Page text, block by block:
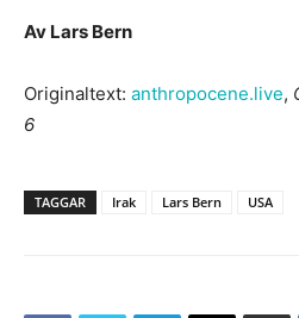
Av Lars Bern
Originaltext: anthropocene.live,
6
TAGGAR Irak Lars Bern USA